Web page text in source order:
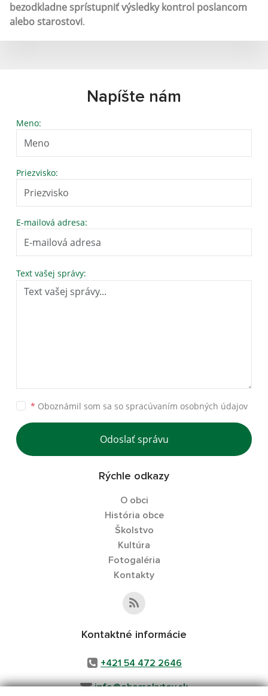
bezodkladne sprístupniť výsledky kontrol poslancom
alebo starostovi.
Napíšte nám
Meno:
Priezvisko:
E-mailová adresa:
Text vašej správy:
* Oboznámil som sa so spracúvaním osobných údajov
Odoslať správu
Rýchle odkazy
O obci
História obce
Školstvo
Kultúra
Fotogaléria
Kontakty
Kontaktné informácie
+421 54 472 2646
info@obecrokytov.sk